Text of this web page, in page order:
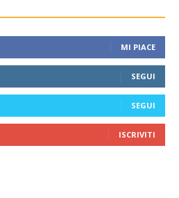
MI PIACE
SEGUI
SEGUI
ISCRIVITI